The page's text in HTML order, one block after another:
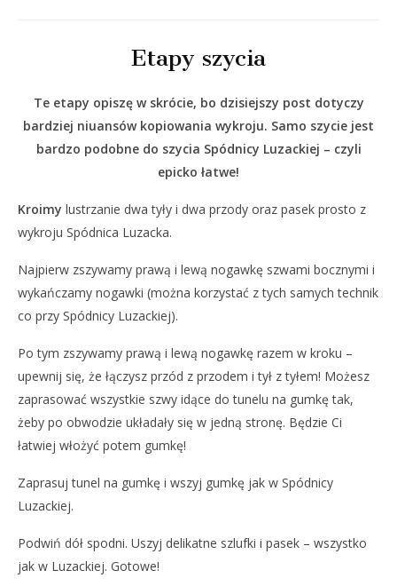
Etapy szycia
Te etapy opiszę w skrócie, bo dzisiejszy post dotyczy
bardziej niuansów kopiowania wykroju. Samo szycie jest
bardzo podobne do szycia Spódnicy Luzackiej – czyli
epicko łatwe!
Kroimy lustrzanie dwa tyły i dwa przody oraz pasek prosto z
wykroju Spódnica Luzacka.
Najpierw zszywamy prawą i lewą nogawkę szwami bocznymi i
wykańczamy nogawki (można korzystać z tych samych technik
co przy Spódnicy Luzackiej).
Po tym zszywamy prawą i lewą nogawkę razem w kroku –
upewnij się, że łączysz przód z przodem i tył z tyłem! Możesz
zaprasować wszystkie szwy idące do tunelu na gumkę tak,
żeby po obwodzie układały się w jedną stronę. Będzie Ci
łatwiej włożyć potem gumkę!
Zaprasuj tunel na gumkę i wszyj gumkę jak w Spódnicy
Luzackiej.
Podwiń dół spodni. Uszyj delikatne szlufki i pasek – wszystko
jak w Luzackiej. Gotowe!